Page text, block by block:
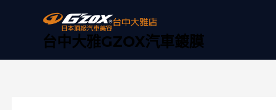
內
台中大雅GZOX汽車鍍膜